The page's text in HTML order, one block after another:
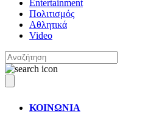
Entertainment
Πολιτισμός
Αθλητικά
Video
ΚΟΙΝΩΝΙΑ